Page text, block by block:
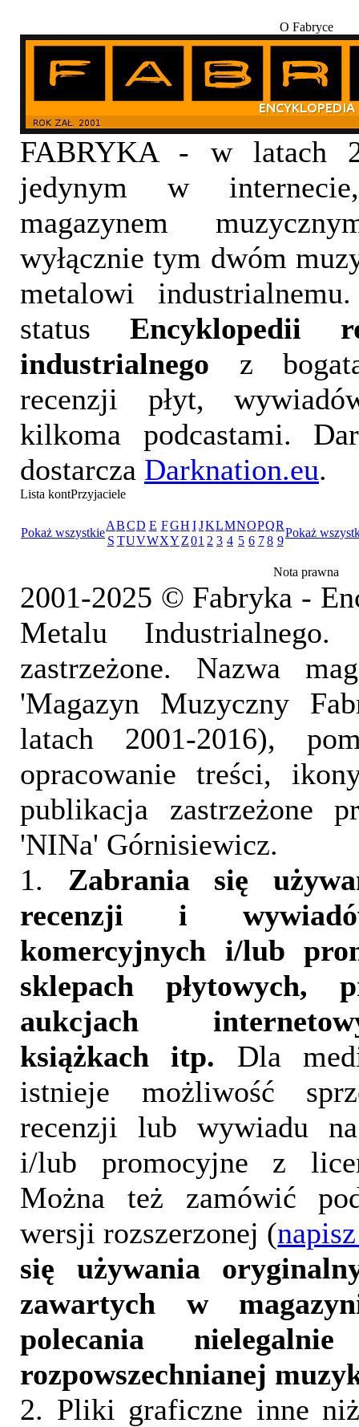
O Fabryce
FABRYKA - w latach
jedynym w
magazynem
wyłącznie tym dwóm
metalowi
status Encyklopedii
industrialnego z
recenzji płyt,
kilkoma podcastami.
dostarcza Darknation.eu.
Lista kontPrzyjaciele
Pokaż wszystkie
ABCD E FGH I JKLMNOPQR
Pokaż
S TUVWXY Z01 2 3 4 5 6 7 8 9
Nota prawna
2001-2025 © Fabryka -
Metalu
zastrzeżone. Nazwa
'Magazyn Muzyczny
latach 2001-2016),
opracowanie treści,
publikacja zastrzeżone
'NINa' Górnisiewicz.
1. Zabrania się
recenzji i
komercyjnych i/lub
sklepach płytowych,
aukcjach
książkach itp. Dla
istnieje możliwość
recenzji lub wywiadu
i/lub promocyjne z
Można też zamówić
wersji rozszerzonej (
się używania
zawartych w
polecania
rozpowszechnianej
2. Pliki graficzne inne